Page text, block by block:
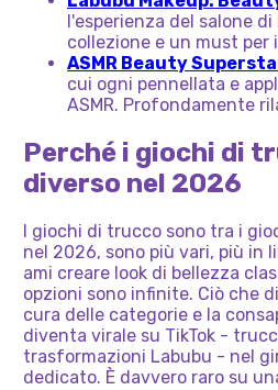
l'esperienza del salone
collezione e un must
ASMR Beauty
cui ogni pennellata e
ASMR. Profondamente
Perché i giochi di
diverso nel 2026
I giochi di trucco sono tra i
nel 2026, sono più vari, più in
ami creare look di bellezza
opzioni sono infinite. Ciò che
cura delle categorie e la
diventa virale su TikTok -
trasformazioni Labubu - nel
dedicato. È davvero raro su